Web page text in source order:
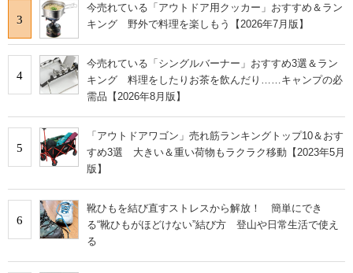
3
今売れている「アウトドア用クッカー」おすすめ＆ラン
キング 野外で料理を楽しもう【2026年7月版】
4
今売れている「シングルバーナー」おすすめ3選＆ラン
キング 料理をしたりお茶を飲んだり……キャンプの必
需品【2026年8月版】
5
「アウトドアワゴン」売れ筋ランキングトップ10＆おす
すめ3選 大きい＆重い荷物もラクラク移動【2023年5月
版】
6
靴ひもを結び直すストレスから解放！ 簡単にでき
る“靴ひもがほどけない”結び方 登山や日常生活で使え
る